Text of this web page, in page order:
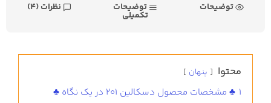
توضیحات توضیحات
تکمیلی
نظرات (4)
محتوا پنهان
1 ♣ مشخصات محصول دسکالین 201 در یک نگاه ♣